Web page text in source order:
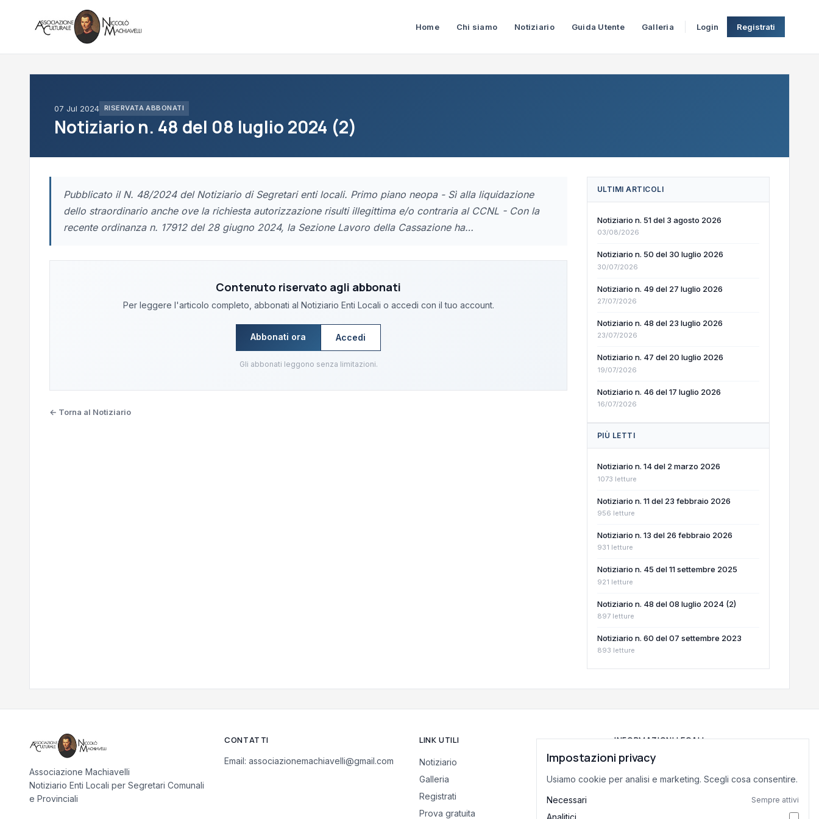
Home Chi siamo Notiziario Guida Utente Galleria Login Registrati
07 Jul 2024 RISERVATA ABBONATI
Notiziario n. 48 del 08 luglio 2024 (2)
Pubblicato il N. 48/2024 del Notiziario di Segretari enti locali. Primo piano neopa - Sì alla liquidazione
dello straordinario anche ove la richiesta autorizzazione risulti illegittima e/o contraria al CCNL - Con la
recente ordinanza n. 17912 del 28 giugno 2024, la Sezione Lavoro della Cassazione ha…
Contenuto riservato agli abbonati
Per leggere l'articolo completo, abbonati al Notiziario Enti Locali o accedi con il tuo account.
Abbonati ora Accedi
Gli abbonati leggono senza limitazioni.
← Torna al Notiziario
ULTIMI ARTICOLI
Notiziario n. 51 del 3 agosto 2026
03/08/2026
Notiziario n. 50 del 30 luglio 2026
30/07/2026
Notiziario n. 49 del 27 luglio 2026
27/07/2026
Notiziario n. 48 del 23 luglio 2026
23/07/2026
Notiziario n. 47 del 20 luglio 2026
19/07/2026
Notiziario n. 46 del 17 luglio 2026
16/07/2026
PIÙ LETTI
Notiziario n. 14 del 2 marzo 2026
1073 letture
Notiziario n. 11 del 23 febbraio 2026
956 letture
Notiziario n. 13 del 26 febbraio 2026
931 letture
Notiziario n. 45 del 11 settembre 2025
921 letture
Notiziario n. 48 del 08 luglio 2024 (2)
897 letture
Notiziario n. 60 del 07 settembre 2023
893 letture
Associazione Machiavelli
Notiziario Enti Locali per Segretari Comunali
e Provinciali
CONTATTI
Email: associazionemachiavelli@gmail.com
LINK UTILI
Notiziario
Galleria
Registrati
Prova gratuita
INFORMAZIONI LEGALI
Privacy Policy
Termini di Servizio
Impostazioni privacy
Usiamo cookie per analisi e marketing. Scegli cosa consentire.
Necessari Sempre attivi
Analitici